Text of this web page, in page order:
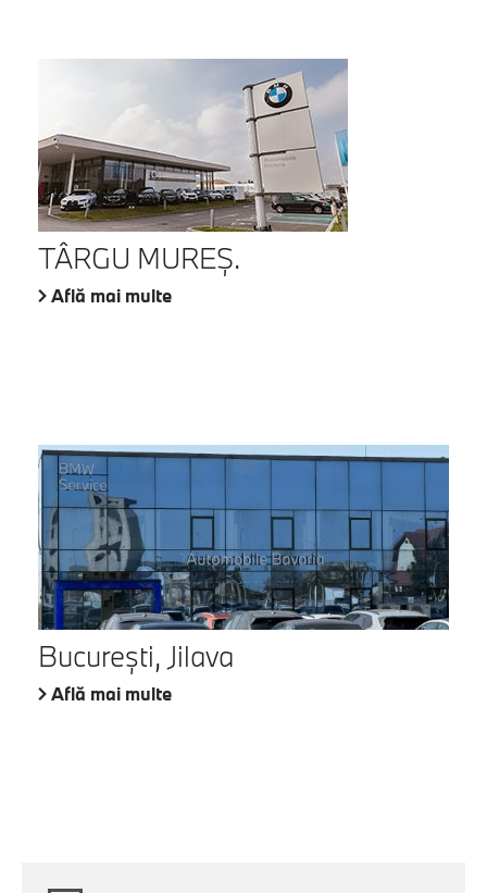
TÂRGU MUREŞ.
Află mai multe
București, Jilava
Află mai multe